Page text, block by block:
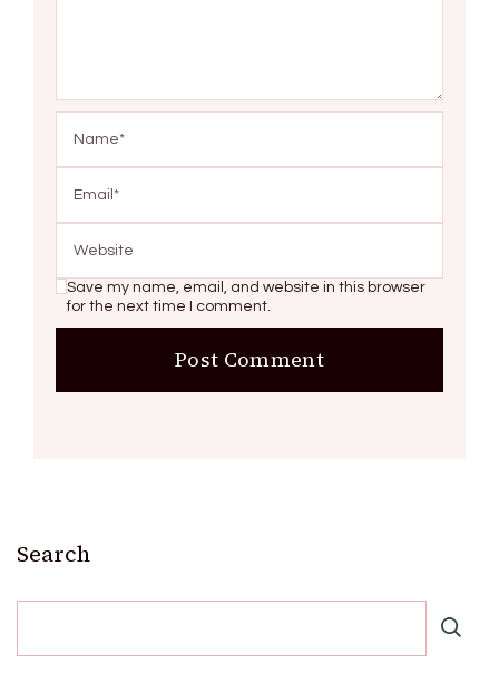
Save my name, email, and website in this browser
for the next time I comment.
Search